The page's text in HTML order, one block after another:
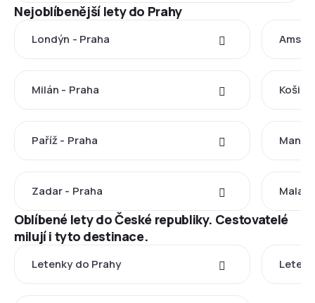
Nejoblíbenější lety do Prahy
Londýn - Praha
Milán - Praha
Paříž - Praha
Zadar - Praha
Oblíbené lety do České republiky. Cestovatelé
milují i tyto destinace.
Letenky do Prahy